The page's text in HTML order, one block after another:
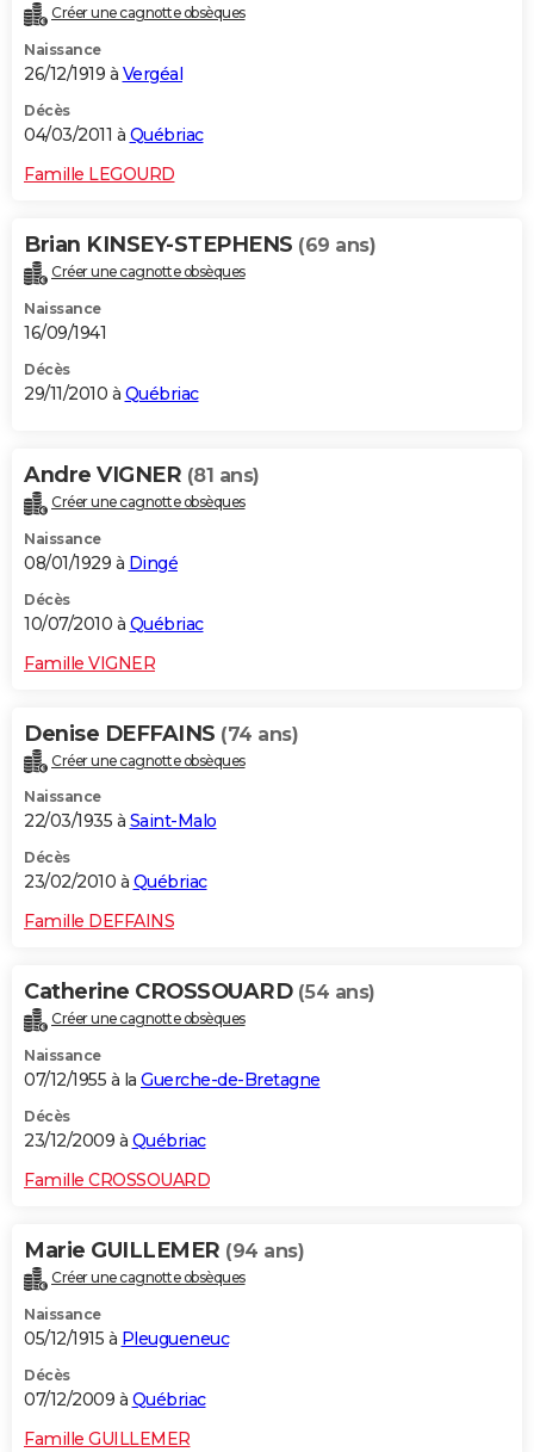
Créer une cagnotte obsèques
Naissance
26/12/1919 à Vergéal
Décès
04/03/2011 à Québriac
Famille LEGOURD
Brian KINSEY-STEPHENS (69 ans)
Créer une cagnotte obsèques
Naissance
16/09/1941
Décès
29/11/2010 à Québriac
Andre VIGNER (81 ans)
Créer une cagnotte obsèques
Naissance
08/01/1929 à Dingé
Décès
10/07/2010 à Québriac
Famille VIGNER
Denise DEFFAINS (74 ans)
Créer une cagnotte obsèques
Naissance
22/03/1935 à Saint-Malo
Décès
23/02/2010 à Québriac
Famille DEFFAINS
Catherine CROSSOUARD (54 ans)
Créer une cagnotte obsèques
Naissance
07/12/1955 à la Guerche-de-Bretagne
Décès
23/12/2009 à Québriac
Famille CROSSOUARD
Marie GUILLEMER (94 ans)
Créer une cagnotte obsèques
Naissance
05/12/1915 à Pleugueneuc
Décès
07/12/2009 à Québriac
Famille GUILLEMER